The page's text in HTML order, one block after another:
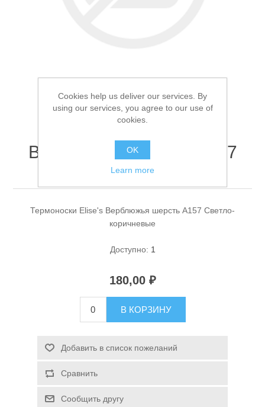
Аксессуары для лодок
Спасательные средства
Верблюжья шерсть A157
Светло-коричневые
Термоноски Elise's Верблюжья шерсть A157 Светло-
коричневые
Доступно: 1
180,00 ₽
В КОРЗИНУ
Добавить в список пожеланий
Сравнить
Сообщить другу
Cookies help us deliver our services. By
using our services, you agree to our use of
cookies.
OK
Learn more